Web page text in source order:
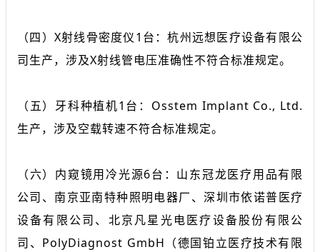
（四）X射线骨密度仪1台：杭州远想医疗设备有限公
司生产，涉及X射线管电压准确性不符合标准规定。
（五）牙科种植机1台：Osstem Implant Co., Ltd.
生产，涉及空载转速不符合标准规定。
（六）内窥镜用冷光源6台：山东冠龙医疗用品有限
公司、南京亚南特种照明电器厂、深圳市依诺普医疗
设备有限公司、北京凡星光电医疗设备股份有限公
司、PolyDiagnost GmbH（德国铂立医疗技术有限